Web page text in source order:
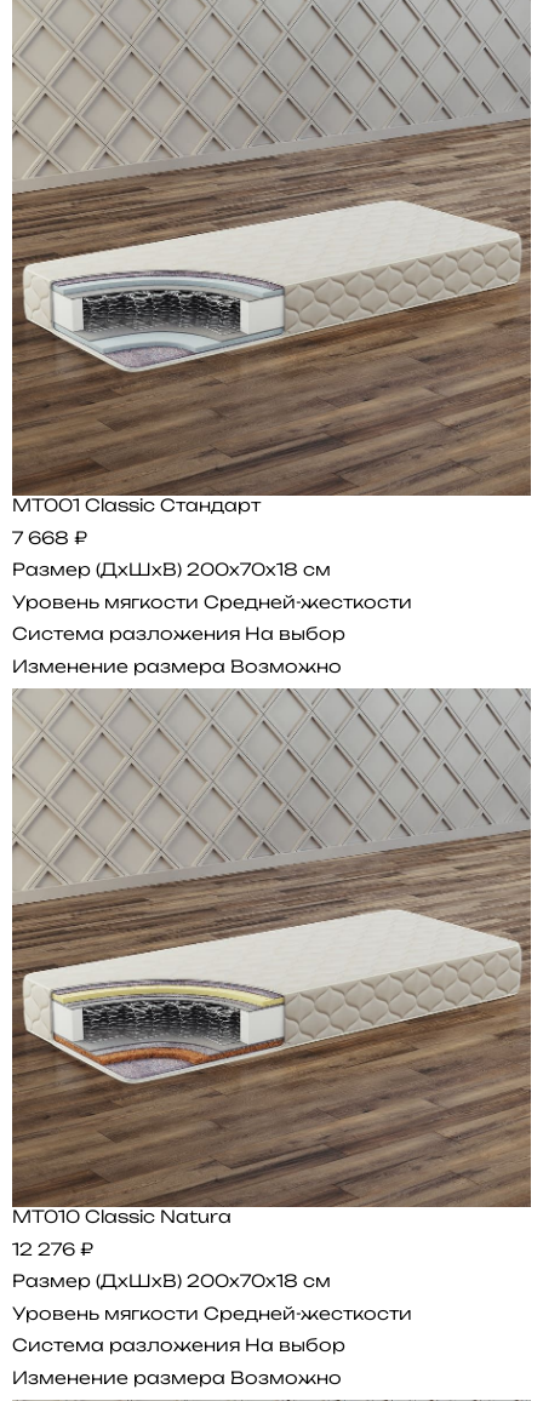
MT001 Classic Стандарт
7 668 ₽
Размер (ДхШхВ) 200x70x18 см
Уровень мягкости Средней-жесткости
Система разложения На выбор
Изменение размера Возможно
MT010 Classic Natura
12 276 ₽
Размер (ДхШхВ) 200x70x18 см
Уровень мягкости Средней-жесткости
Система разложения На выбор
Изменение размера Возможно